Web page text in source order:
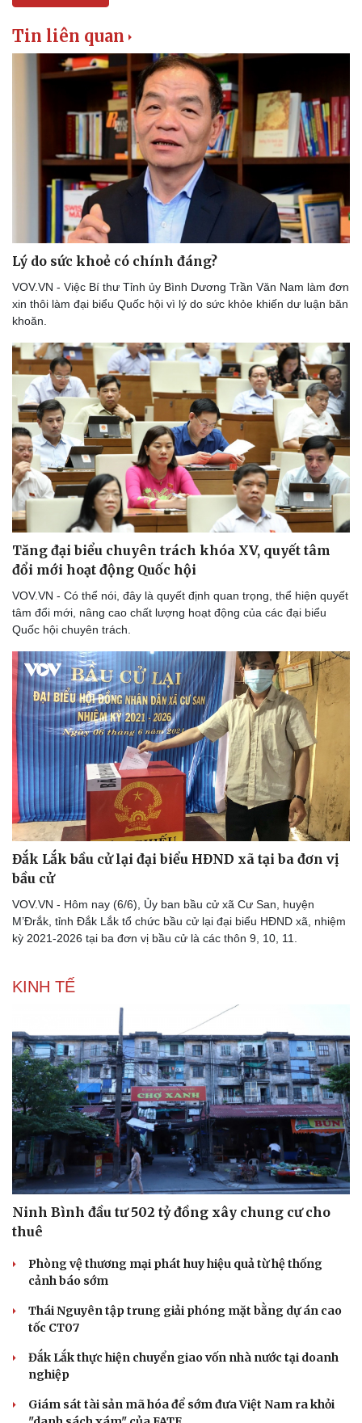
Thể thao
Bóng đá
Lịch thi đấu bóng đá
Thế giới thể thao
eSports
Hậu trường
Ô tô - Xe máy
Ô tô
Tư vấn
Tin liên quan
Lý do sức khoẻ có chính đáng?
VOV.VN - Việc Bí thư Tỉnh ủy Bình Dương Trần Văn Nam làm đơn
xin thôi làm đại biểu Quốc hội vì lý do sức khỏe khiến dư luận băn
khoăn.
Tăng đại biểu chuyên trách khóa XV, quyết tâm
đổi mới hoạt động Quốc hội
VOV.VN - Có thể nói, đây là quyết định quan trọng, thể hiện quyết
tâm đổi mới, nâng cao chất lượng hoạt động của các đại biểu
Quốc hội chuyên trách.
Đắk Lắk bầu cử lại đại biểu HĐND xã tại ba đơn vị
bầu cử
VOV.VN - Hôm nay (6/6), Ủy ban bầu cử xã Cư San, huyện
M’Đrắk, tỉnh Đắk Lắk tổ chức bầu cử lại đại biểu HĐND xã, nhiệm
kỳ 2021-2026 tại ba đơn vị bầu cử là các thôn 9, 10, 11.
KINH TẾ
Ninh Bình đầu tư 502 tỷ đồng xây chung cư cho
thuê
Phòng vệ thương mại phát huy hiệu quả từ hệ thống
cảnh báo sớm
Thái Nguyên tập trung giải phóng mặt bằng dự án cao
tốc CT07
Đắk Lắk thực hiện chuyển giao vốn nhà nước tại doanh
nghiệp
Giám sát tài sản mã hóa để sớm đưa Việt Nam ra khỏi